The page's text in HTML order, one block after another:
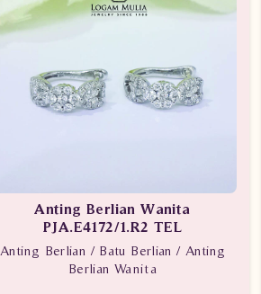
Anting Berlian Wanita
PJA.E4172/1.R2 TEL
Anting Berlian / Batu Berlian / Anting
Berlian Wanita